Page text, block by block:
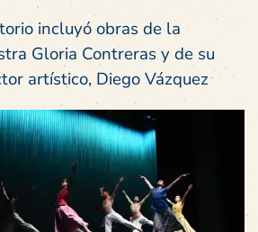
incluyó obras de la
Gloria Contreras y de su
artístico, Diego Vázquez